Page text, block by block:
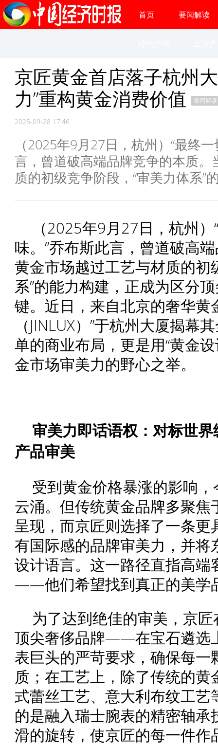
首页 要闻解读
京匠黄金首店落子杭州
力”重构黄金消费价值
要闻解读
2025-09-28 17:46
（2025年9月27日，杭州）“最终
言，曾道破高端品牌竞争的本质
质的初级竞争阶段，“审美力体系”
（2025年9月27日，杭州
味。”乔布斯此言，曾道破高
黄金市场越过工艺与材质的初
系”的能力构建，正成为区分
键。近日，来自北京的奢华黄
（JINLUX）”于杭州大厦揭幕
单的商业布局，更是用“黄金
金市场审美力的野心之举。
审美力即话语权 ：对标世界
产品审美
受到黄金价格暴涨的影响
云涌。但传统黄金品牌多聚
呈现，而京匠则选择了一条
有国际感的品牌审美力，并
设计语言。这一路径直指高
——他们希望找到真正的美学
为了达到绝佳的审美，京
顶尖奢侈品牌——在宝石遴选
表巨头的严苛要求，确保每
质；在工艺上，除了传统的
式蕾丝工艺、意大利布纹工
的是融入瑞士腕表的精密轴
滑的旋转，使京匠的每一件